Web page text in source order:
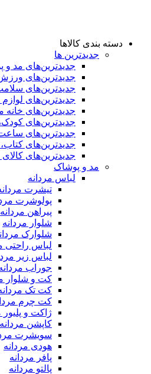
دسته بندی کالاها
جدیدترین ها
جدید‌ترین‌های مد و
جدید‌ترین‌های
جدید‌ترین‌های
جدید‌ترین‌های لوازم
جدیدترین‌های خانه
جدید‌ترین‌های
جدید‌ترین‌های
جدید‌ترین‌های کتاب،
جدید‌ترین‌های کالای
مد و پوشاک
لباس مردانه
تیشرت
پولوشرت
پیراهن مردانه
شلوار مردانه
شلوارک
لباس راحتی
لباس زیر
جوراب
کت و شلوار
کت تک
کت چرم
ژاکت و پلیور
کاپشن مردانه
سویشرت
هودی مردانه
پافر مردانه
پالتو مردانه